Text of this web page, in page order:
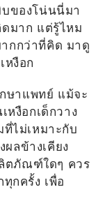
บของโน่นนี่มา
มาก แต่รู้ไหม
กกว่าที่คิด มาดู
หงือก
ษาแพทย์ แม้จะ
หงือกเด็กวาง
ไม่เหมาะกับ
ผลข้างเคียง
ตภัณฑ์ใดๆ ควร
กครั้ง เพื่อ